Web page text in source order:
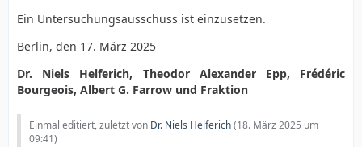
Ein Untersuchungsausschuss ist einzusetzen.
Berlin, den 17. März 2025
Dr. Niels Helferich, Theodor Alexander Epp, Frédéric
Bourgeois, Albert G. Farrow und Fraktion
Einmal editiert, zuletzt von Dr. Niels Helferich(18. März 2025 um
09:41)